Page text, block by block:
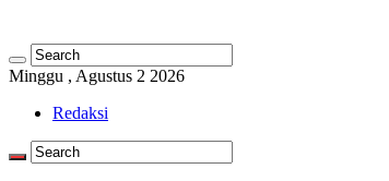
Minggu , Agustus 2 2026
Redaksi